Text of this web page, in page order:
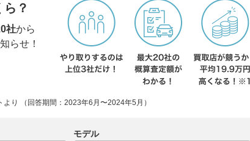
？
社から
らせ！
り （回答期間：2023年6月〜2024年5月）
モデル